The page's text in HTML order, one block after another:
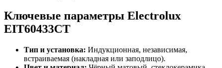
Ключевые параметры Electrolux
EIT60433CT
Тип и установка: Индукционная, независимая,
встраиваемая (накладная или заподлицо).